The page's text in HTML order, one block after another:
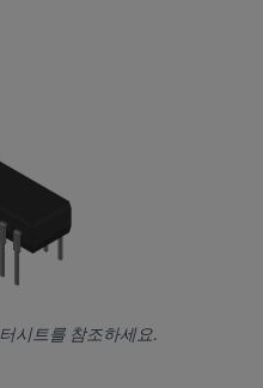
시트를 참조하세요.